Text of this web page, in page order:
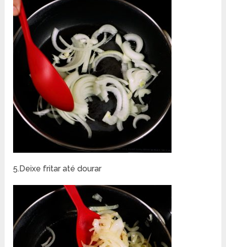
5.Deixe fritar até dourar